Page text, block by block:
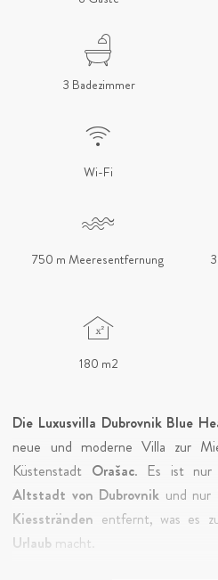
3 Badezimmer
Wi-Fi
750 m Meeresentfernung
180 m2
Die Luxusvilla Dubrovnik Blue
neue und moderne Villa zur
Küstenstadt Orašac. Es ist nur
Altstadt von Dubrovnik und nur
Kiesstränden entfernt, was es
Urlaub macht.